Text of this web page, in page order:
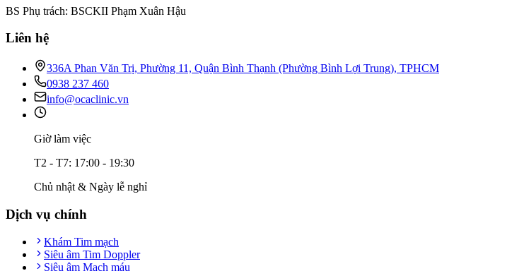
BS Phụ trách: BSCKII Phạm Xuân Hậu
Liên hệ
336A Phan Văn Trị, Phường 11, Quận Bình Thạnh (Phường Bình Lợi Trung), TPHCM
0938 237 460
info@ocaclinic.vn
Giờ làm việc
T2 - T7: 17:00 - 19:30
Chủ nhật & Ngày lễ nghỉ
Dịch vụ chính
Khám Tim mạch
Siêu âm Tim Doppler
Siêu âm Mạch máu